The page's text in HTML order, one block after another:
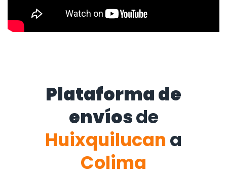
Plataforma de
envíosde
Huixquilucan a
Colima